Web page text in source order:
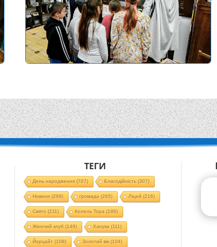
ТЕГИ
День народження(707) Благодійність (307)
Новини (299) громада (265) Ліцей (216)
Свято (211) Колель Тора (188)
Жіночий клуб (149) Ханука (111)
Йорцайт (108) Золотий вік(104)